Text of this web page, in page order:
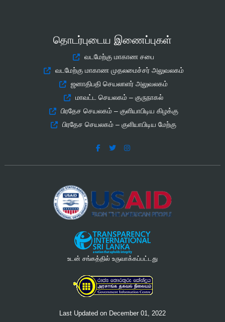
தொடர்புடைய இணைப்புகள்
வடமேற்கு மாகாண சபை
வடமேற்கு மாகாண முதலமைச்சர் அலுவலகம்
ஜனாதிபதி செயலாளர் அலுவலகம்
மாவட்ட செயலகம் – குருநாகல்
பிரதேச செயலகம் – குளியாபிடிய கிழக்கு
பிரதேச செயலகம் – குளியாபிடிய மேற்கு
உடன் சங்கத்தில் உருவாக்கப்பட்டது
Last Updated on December 01, 2022